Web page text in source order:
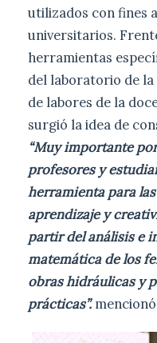
utilizados con fines
universitarios.
herramientas
del laboratorio de
de labores de la
surgió la idea de
“Muy importante
profesores y
herramienta para
aprendizaje y
partir del análisis e
matemática de los
obras hidráulicas y
prácticas”.